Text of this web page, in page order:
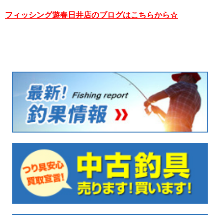
フィッシング遊春日井店のブログはこちらから☆